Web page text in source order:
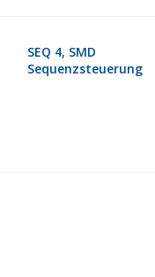
SEQ 4, SMD
Sequenzsteuerung